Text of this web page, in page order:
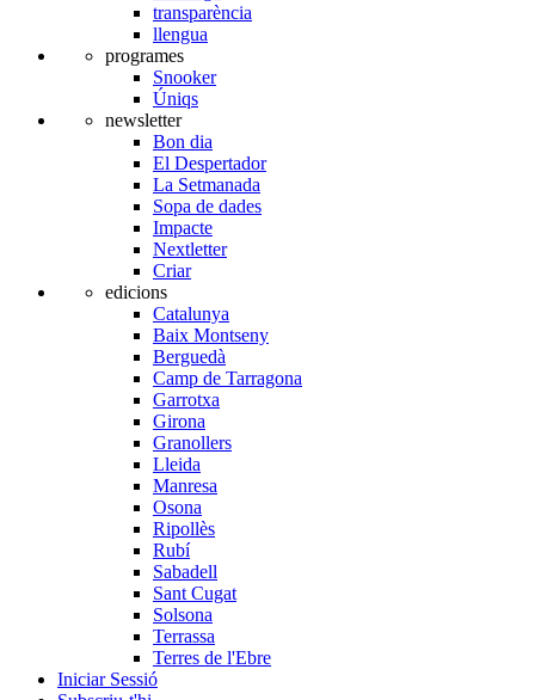
transparència
llengua
programes
Snooker
Úniqs
newsletter
Bon dia
El Despertador
La Setmanada
Sopa de dades
Impacte
Nextletter
Criar
edicions
Catalunya
Baix Montseny
Berguedà
Camp de Tarragona
Garrotxa
Girona
Granollers
Lleida
Manresa
Osona
Ripollès
Rubí
Sabadell
Sant Cugat
Solsona
Terrassa
Terres de l'Ebre
Iniciar Sessió